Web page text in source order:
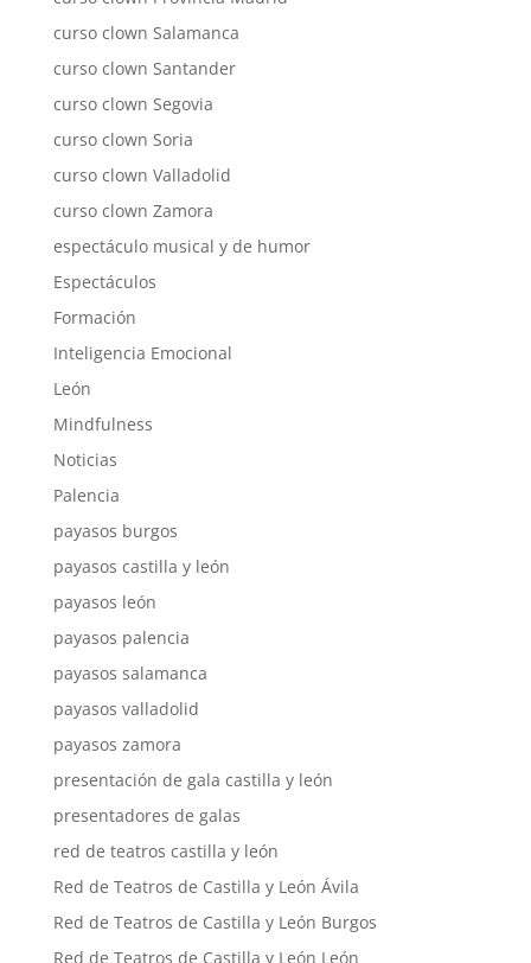
curso clown Salamanca
curso clown Santander
curso clown Segovia
curso clown Soria
curso clown Valladolid
curso clown Zamora
espectáculo musical y de humor
Espectáculos
Formación
Inteligencia Emocional
León
Mindfulness
Noticias
Palencia
payasos burgos
payasos castilla y león
payasos león
payasos palencia
payasos salamanca
payasos valladolid
payasos zamora
presentación de gala castilla y león
presentadores de galas
red de teatros castilla y león
Red de Teatros de Castilla y León Ávila
Red de Teatros de Castilla y León Burgos
Red de Teatros de Castilla y León León